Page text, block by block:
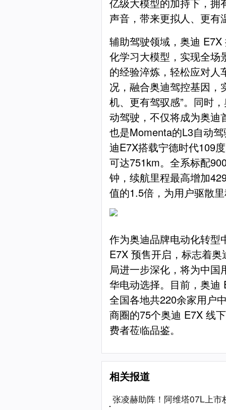
声音，带来更拟人、更有
辅助驾驶领域，奥迪
化学习大模型，实现全场
的经验淬炼，轻松应对人
况，融合奥迪驾控基因，
机、更有驾驭感”。同时
动驾驶，不仅将成为奥迪
也是Momenta的L3自动
迪E7X搭载宁德时代109
可达751km。全系标配
钟，续航里程最高增加
值的1.5倍，为用户驱散
作为奥迪品牌电动化转型
E7X 预售开启，标志着
局进一步深化，将为中
华电动选择。目前，奥迪
全国各地共220余家用户
商圈的75个奥迪 E7X 线
费者莅临品鉴。
相关报道
张凌赫助阵！阿维塔07L上